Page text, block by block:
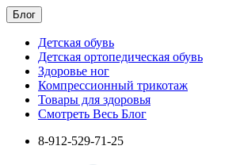
Блог
Детская обувь
Детская ортопедическая обувь
Здоровье ног
Компрессионный трикотаж
Товары для здоровья
Смотреть Весь Блог
8-912-529-71-25